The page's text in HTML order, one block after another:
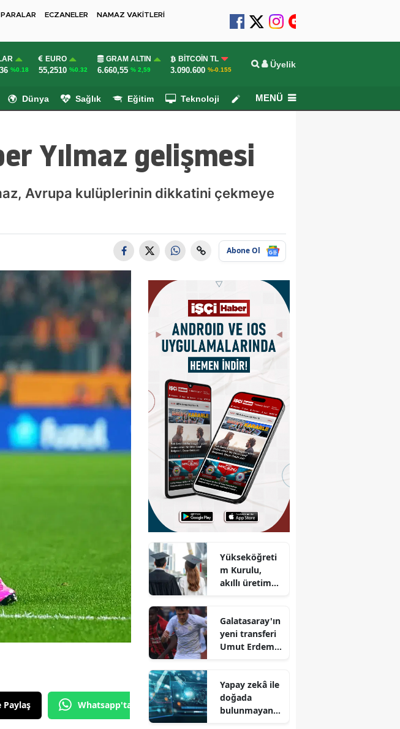
ECZANELER
NAMAZ VAKİTLERİ
%0.18
EURO
55,2510 %0.32
GRAM ALTIN
6.660,55 % 2,59
BITCOIN TL
3.090.600 %-0.155 Üyelik
Dünya Sağlık Eğitim Teknoloji Köşe Yazarları
MENÜ
Yılmaz gelişmesi
Avrupa kulüplerinin dikkatini çekmeye
Abone Ol
Paylaş Whatsapp'tan Gönder
Yükseköğreti
m Kurulu,
akıllı üretim
programları
mı oluşturdu?
Galatasaray'ın
yeni transferi
Umut Erdem
nereli?
Yapay zekâ ile
doğada
bulunmayan